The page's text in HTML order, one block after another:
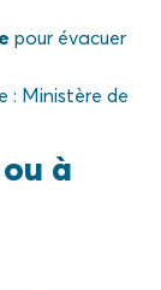
pour évacuer
: Ministère de
à